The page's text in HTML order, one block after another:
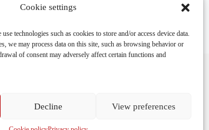
Cookie settings
technologies such as cookies to store and/or access device data.
we may process data on this site, such as browsing behavior or
of consent may adversely affect certain functions and
Decline View preferences
Phone:
Jambiani, Kibigija, Unguja,